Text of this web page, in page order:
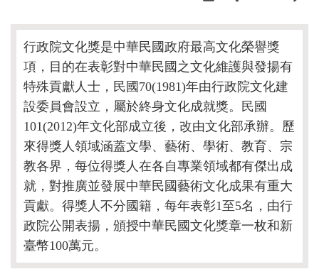
行政院文化獎是中華民國政府最高文化榮譽獎
項，目的在表彰對中華民國之文化維護與發揚有
特殊貢獻人士，民國70(1981)年由行政院文化建
設委員會設立，屬於終身文化成就獎。民國
101(2012)年文化部成立後，改由文化部承辦。歷
來得獎人領域涵蓋文學、藝術、學術、教育、宗
教各界，每位得獎人在各自專業領域都有傑出成
就，對推廣並發展中華民國藝術文化成果有重大
貢獻。得獎人不分國籍，每年表彰1至5名，由行
政院公開表揚，頒授中華民國文化獎章一枚和新
臺幣100萬元。